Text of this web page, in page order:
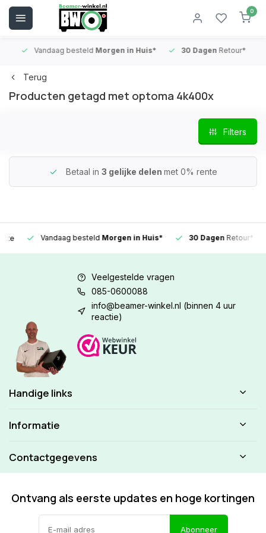
0
Vandaag besteldMorgen in Huis* 30 DagenRetour*
Terug
Producten getagd met optoma 4k400x
Filters
Betaal in 3 gelijke delen met 0% rente
Vandaag besteldMorgen in Huis* 30 DagenRetour*
Veelgestelde vragen
085-0600088
info@beamer-winkel.nl (binnen 4 uur
reactie)
Handige links
Informatie
Contactgegevens
Ontvang als eerste updates en hoge kortingen
Abonneer